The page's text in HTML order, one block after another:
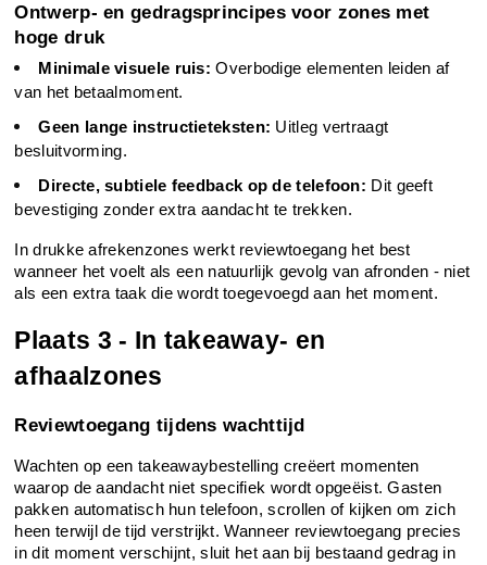
Ontwerp- en gedragsprincipes voor zones met
hoge druk
Minimale visuele ruis: Overbodige elementen leiden af
van het betaalmoment.
Geen lange instructieteksten: Uitleg vertraagt
besluitvorming.
Directe, subtiele feedback op de telefoon: Dit geeft
bevestiging zonder extra aandacht te trekken.
In drukke afrekenzones werkt reviewtoegang het best
wanneer het voelt als een natuurlijk gevolg van afronden - niet
als een extra taak die wordt toegevoegd aan het moment.
Plaats 3 - In takeaway- en
afhaalzones
Reviewtoegang tijdens wachttijd
Wachten op een takeawaybestelling creëert momenten
waarop de aandacht niet specifiek wordt opgeëist. Gasten
pakken automatisch hun telefoon, scrollen of kijken om zich
heen terwijl de tijd verstrijkt. Wanneer reviewtoegang precies
in dit moment verschijnt, sluit het aan bij bestaand gedrag in